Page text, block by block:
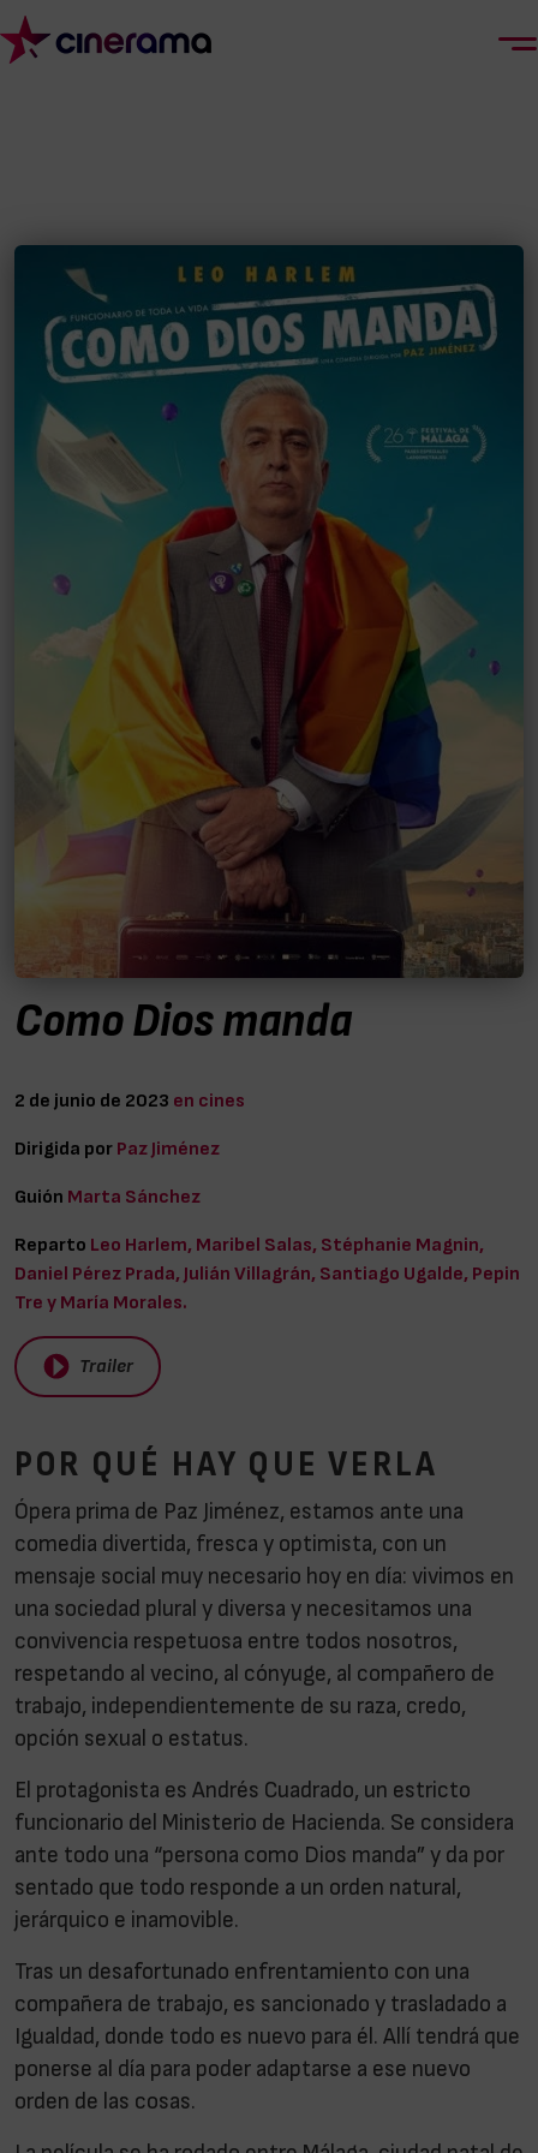
Como Dios manda
2 de junio de 2023 en cines
Dirigida por Paz Jiménez
Guión Marta Sánchez
Reparto Leo Harlem, Maribel Salas, Stéphanie Magnin,
Daniel Pérez Prada, Julián Villagrán, Santiago Ugalde, Pepin
Tre y María Morales.
Trailer
POR QUÉ HAY QUE VERLA
Ópera prima de Paz Jiménez, estamos ante una
comedia divertida, fresca y optimista, con un
mensaje social muy necesario hoy en día: vivimos en
una sociedad plural y diversa y necesitamos una
convivencia respetuosa entre todos nosotros,
respetando al vecino, al cónyuge, al compañero de
trabajo, independientemente de su raza, credo,
opción sexual o estatus.
El protagonista es Andrés Cuadrado, un estricto
funcionario del Ministerio de Hacienda. Se considera
ante todo una “persona como Dios manda” y da por
sentado que todo responde a un orden natural,
jerárquico e inamovible.
Tras un desafortunado enfrentamiento con una
compañera de trabajo, es sancionado y trasladado a
Igualdad, donde todo es nuevo para él. Allí tendrá que
ponerse al día para poder adaptarse a ese nuevo
orden de las cosas.